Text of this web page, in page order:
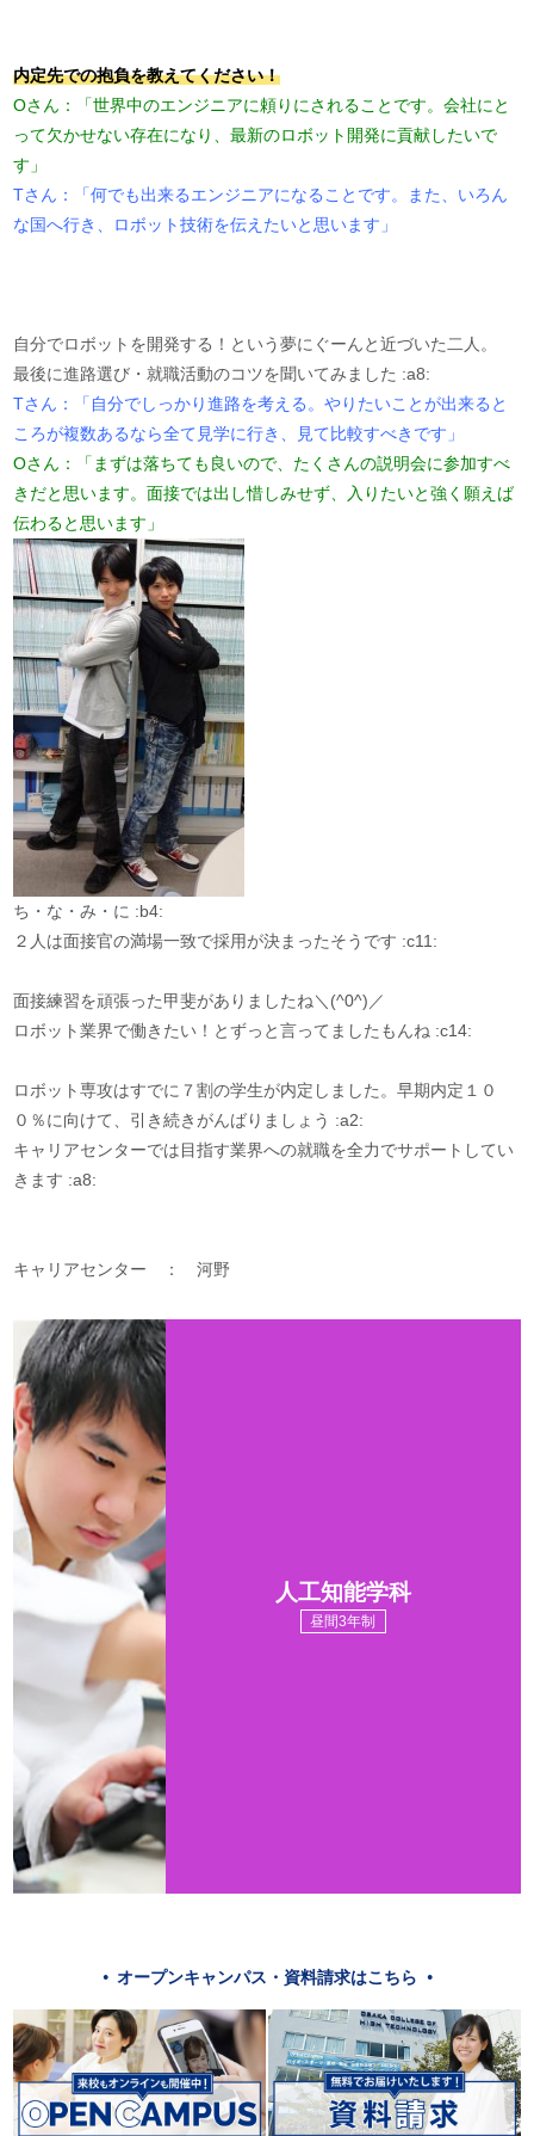
内定先での抱負を教えてください！
Oさん：「世界中のエンジニアに頼りにされることです。会社にと
って欠かせない存在になり、最新のロボット開発に貢献したいで
す」
Tさん：「何でも出来るエンジニアになることです。また、いろん
な国へ行き、ロボット技術を伝えたいと思います」
自分でロボットを開発する！という夢にぐーんと近づいた二人。
最後に進路選び・就職活動のコツを聞いてみました :a8:
Tさん：「自分でしっかり進路を考える。やりたいことが出来ると
ころが複数あるなら全て見学に行き、見て比較すべきです」
Oさん：「まずは落ちても良いので、たくさんの説明会に参加すべ
きだと思います。面接では出し惜しみせず、入りたいと強く願えば
伝わると思います」
ち・な・み・に :b4:
２人は面接官の満場一致で採用が決まったそうです :c11:
面接練習を頑張った甲斐がありましたね＼(^0^)／
ロボット業界で働きたい！とずっと言ってましたもんね :c14:
ロボット専攻はすでに７割の学生が内定しました。早期内定１０
０％に向けて、引き続きがんばりましょう :a2:
キャリアセンターでは目指す業界への就職を全力でサポートしてい
きます :a8:
キャリアセンター ： 河野
人工知能学科
昼間3年制
オープンキャンパス・資料請求はこちら